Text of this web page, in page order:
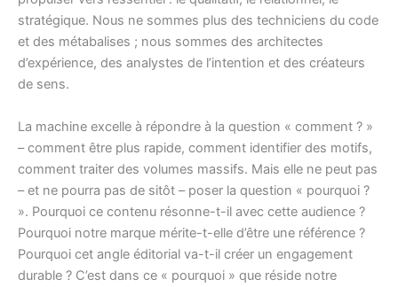
stratégique. Nous ne sommes plus des techniciens du code
et des métabalises ; nous sommes des architectes
d’expérience, des analystes de l’intention et des créateurs
de sens.
La machine excelle à répondre à la question « comment ? »
– comment être plus rapide, comment identifier des motifs,
comment traiter des volumes massifs. Mais elle ne peut pas
– et ne pourra pas de sitôt – poser la question « pourquoi ?
». Pourquoi ce contenu résonne-t-il avec cette audience ?
Pourquoi notre marque mérite-t-elle d’être une référence ?
Pourquoi cet angle éditorial va-t-il créer un engagement
durable ? C’est dans ce « pourquoi » que réside notre